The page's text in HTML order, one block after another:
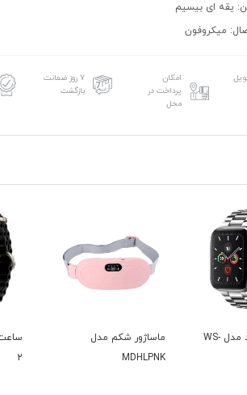
یقه ای بیسیم
میکروفون
امکان
پرداخت در
محل
۷ روز ضمانت
بازگشت
ساعت هوشمند مدل WS-
ماساژور شکم مدل
MDHLPNK
2